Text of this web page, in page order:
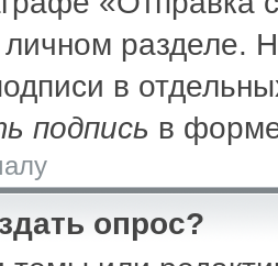
личном разделе.
в
подпись в
опрос?